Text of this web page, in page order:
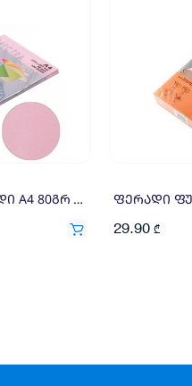
ფერადი ქაღალდი A4 80გრ 100ფ ვარდისფერი
29.90 ₾